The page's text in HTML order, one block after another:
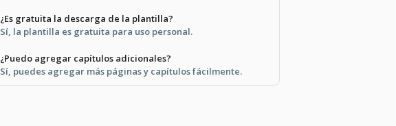
¿Es gratuita la descarga de la plantilla?
Sí, la plantilla es gratuita para uso personal.
¿Puedo agregar capítulos adicionales?
Sí, puedes agregar más páginas y capítulos fácilmente.